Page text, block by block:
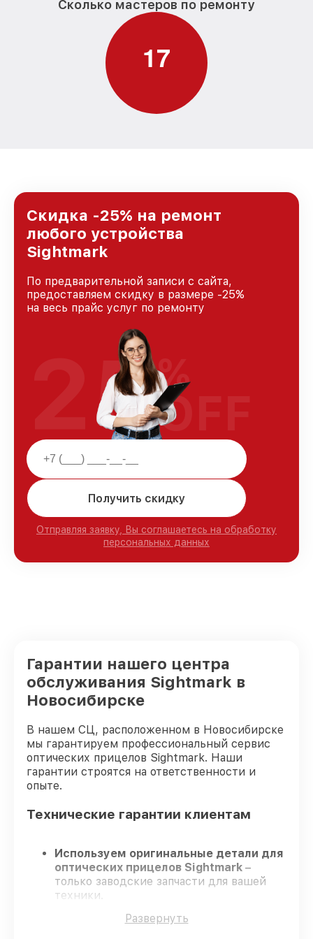
Сколько мастеров по ремонту
17
Скидка -25% на ремонт
любого устройства
Sightmark
По предварительной записи с сайта,
предоставляем скидку в размере -25%
на весь прайс услуг по ремонту
Получить скидку
Отправляя заявку, Вы соглашаетесь на обработку
персональных данных
25%
OFF
Гарантии нашего центра
обслуживания Sightmark в
Новосибирске
В нашем СЦ, расположенном в Новосибирске
мы гарантируем профессиональный сервис
оптических прицелов Sightmark. Наши
гарантии строятся на ответственности и
опыте.
Технические гарантии клиентам
Используем оригинальные детали для
оптических прицелов Sightmark –
только заводские запчасти для вашей
техники.
проходят регулярное обучение, что
Развернуть